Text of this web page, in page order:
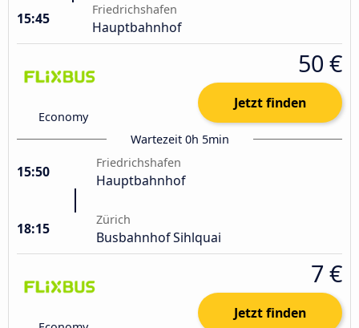
15:45
Friedrichshafen
Hauptbahnhof
Economy
50 €
Jetzt finden
Wartezeit 0h 5min
15:50
Friedrichshafen
Hauptbahnhof
18:15
Zürich
Busbahnhof Sihlquai
7 €
Jetzt finden